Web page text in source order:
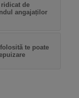
de
angajaților
te poate